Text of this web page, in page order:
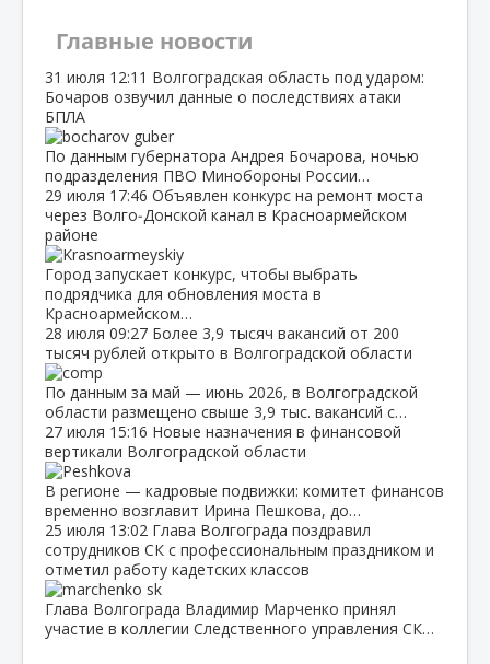
Главные новости
31 июля 12:11 Волгоградская область под ударом:
Бочаров озвучил данные о последствиях атаки
БПЛА
По данным губернатора Андрея Бочарова, ночью
подразделения ПВО Минобороны России…
29 июля 17:46 Объявлен конкурс на ремонт моста
через Волго‑Донской канал в Красноармейском
районе
Город запускает конкурс, чтобы выбрать
подрядчика для обновления моста в
Красноармейском…
28 июля 09:27 Более 3,9 тысяч вакансий от 200
тысяч рублей открыто в Волгоградской области
По данным за май — июнь 2026, в Волгоградской
области размещено свыше 3,9 тыс. вакансий с…
27 июля 15:16 Новые назначения в финансовой
вертикали Волгоградской области
В регионе — кадровые подвижки: комитет финансов
временно возглавит Ирина Пешкова, до…
25 июля 13:02 Глава Волгограда поздравил
сотрудников СК с профессиональным праздником и
отметил работу кадетских классов
Глава Волгограда Владимир Марченко принял
участие в коллегии Следственного управления СК…